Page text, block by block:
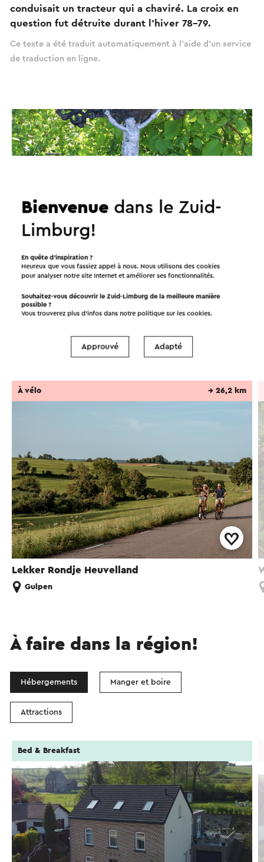
conduisait un tracteur qui a chaviré. La croix en
question fut détruite durant l'hiver 78-79.
Ce texte a été traduit automatiquement à l'aide d'un service
de traduction en ligne.
Itinéraires dans les environs
Cyclisme sur gravier
Lekker Rondje Heuvelland
À vélo → 26,2 km
Gulpen
À faire dans la région!
Hébergements Manger et boire
Attractions
Bed & Breakfast
Bienvenuedans le Zuid-
Limburg!
En quête d’inspiration ?
Heureux que vous fassiez appel à nous. Nous utilisons des cookies
pour analyser notre site Internet et améliorer ses fonctionnalités.
Souhaitez-vous découvrir le Zuid-Limburg de la meilleure manière
possible ?
Vous trouverez plus d’infos dans notre politique sur lescookies.
Approuvé Adapté